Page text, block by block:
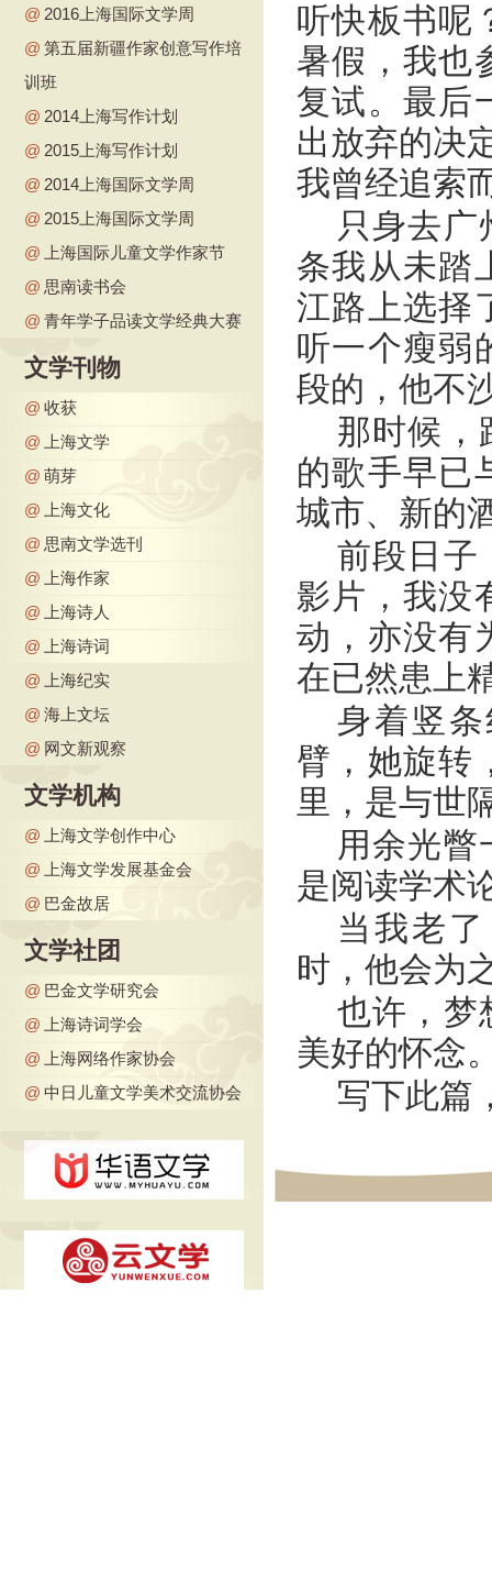
@ 2016上海国际文学周
@ 第五届新疆作家创意写作培
训班
@ 2014上海写作计划
@ 2015上海写作计划
@ 2014上海国际文学周
@ 2015上海国际文学周
@
上海国际儿童文学作家节
@ 思南读书会
@ 青年学子品读文学经典大赛
文学刊物
@ 收获
@
上海文学
@ 萌芽
@
上海文化
@ 思南文学选刊
@
上海作家
@
上海诗人
@
上海诗词
@
上海纪实
@ 海上文坛
@ 网文新观察
文学机构
@
上海文学创作中心
@
上海文学发展基金会
@ 巴金故居
文学社团
@ 巴金文学研究会
@
上海诗词学会
@
上海网络作家协会
@ 中日儿童文学美术交流协会
听快板书呢
暑假，我也
复试。最后
出放弃的决
我曾经追索
只身去广
条我从未踏
江路上选择
听一个瘦弱
段的，他不
那时候，
的歌手早已
城市、新的
前段日子
影片，我没
动，亦没有
在已然患上
身着竖
臂，她旋转
里，是与世
用余光瞥
是阅读学术
当我老
时，他会为
也许，梦
美好的怀念
写下此篇